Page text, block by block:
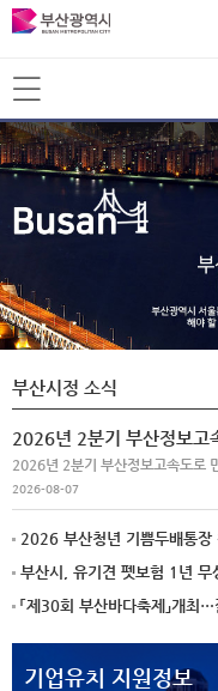
부산시정 소식
2026-08-07
2026 부산청년 기쁨두배통장
기업유치 지원정보